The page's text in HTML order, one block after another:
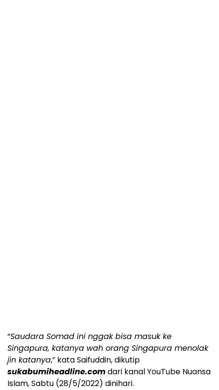
“Saudara Somad ini nggak bisa masuk ke
Singapura, katanya wah orang Singapura menolak
jin katanya,” kata Saifuddin, dikutip
sukabumiheadline.comdari kanal YouTube Nuansa
Islam, Sabtu (28/5/2022) dinihari.